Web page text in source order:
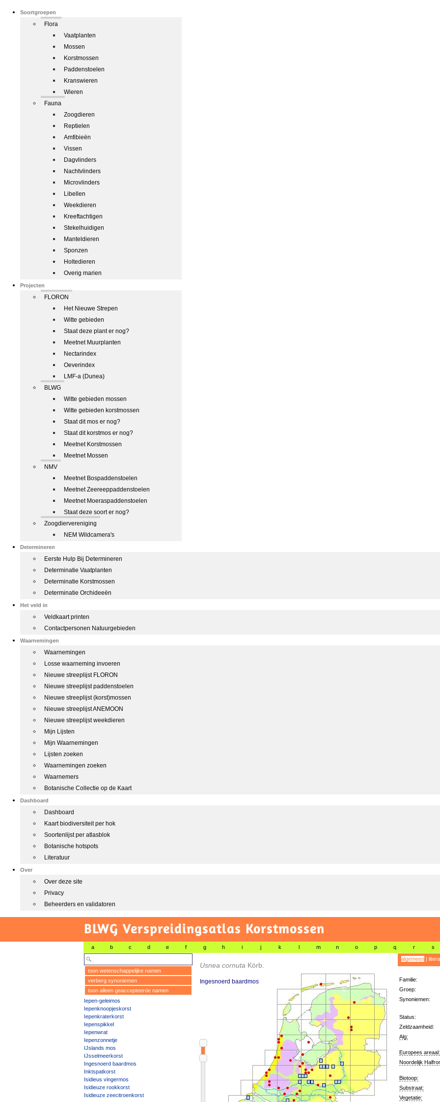
Soortgroepen
Flora
Vaatplanten
Mossen
Korstmossen
Paddenstoelen
Kranswieren
Wieren
Fauna
Zoogdieren
Reptielen
Amfibieën
Vissen
Dagvlinders
Nachtvlinders
Microvlinders
Libellen
Weekdieren
Kreeftachtigen
Stekelhuidigen
Manteldieren
Sponzen
Holtedieren
Overig marien
Projecten
FLORON
Het Nieuwe Strepen
Witte gebieden
Staat deze plant er nog?
Meetnet Muurplanten
Nectarindex
Oeverindex
LMF-a (Dunea)
BLWG
Witte gebieden mossen
Witte gebieden korstmossen
Staat dit mos er nog?
Staat dit korstmos er nog?
Meetnet Korstmossen
Meetnet Mossen
NMV
Meetnet Bospaddenstoelen
Meetnet Zeereeppaddenstoelen
Meetnet Moeraspaddenstoelen
Staat deze soort er nog?
Zoogdiervereniging
NEM Wildcamera's
Determineren
Eerste Hulp Bij Determineren
Determinatie Vaatplanten
Determinatie Korstmossen
Determinatie Orchideeën
Het veld in
Veldkaart printen
Contactpersonen Natuurgebieden
Waarnemingen
Waarnemingen
Losse waarneming invoeren
Nieuwe streeplijst FLORON
Nieuwe streeplijst paddenstoelen
Nieuwe streeplijst (korst)mossen
Nieuwe streeplijst ANEMOON
Nieuwe streeplijst weekdieren
Mijn Lijsten
Mijn Waarnemingen
Lijsten zoeken
Waarnemingen zoeken
Waarnemers
Botanische Collectie op de Kaart
Dashboard
Dashboard
Kaart biodiversiteit per hok
Soortenlijst per atlasblok
Botanische hotspots
Literatuur
Over
Over deze site
Privacy
Beheerders en validatoren
BLWG Verspreidingsatlas Korstmossen
a b c d e f g h i j k l m n o p q r s
toon wetenschappelijke namen
verberg synoniemen
toon alleen geaccepteerde namen
Iepen-geleimos
Iepenknoopjeskorst
Iepenkraterkorst
Iepenspikkel
Iepenwrat
Iepenzonnetje
IJslands mos
IJsselmeerkorst
Ingesnoerd baardmos
Inktspatkorst
Isidieus vingermos
Isidieuze rookkorst
Isidieuze zeecitroenkorst
Usnea cornuta Körb.
Ingesnoerd baardmos
algemeen|
Familie:
Groep:
Synoniemen:
Status:
Zeldzaamheid:
Alg:
Europees areaal:
Noordelijk
Biotoop:
Substraat:
Vegetatie: